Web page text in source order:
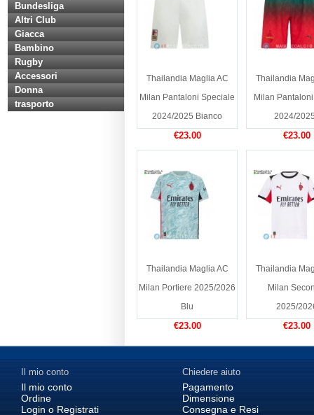
Bundesliga
Altri Club
Giacca
Bambino
Rugby
Accessori
Donna
trasporto
Thailandia Maglia AC
Milan Pantaloni Speciale
2024/2025 Bianco
€23.00
Thailandia
Milan
2024/
€23.00
Thailandia Maglia AC
Milan Portiere 2025/2026
Blu
€23.00
Thailandia
Milan
2025/
€23.00
Il mio conto
Il mio conto
Ordine
Login o Registrati
Chiedere aiuto
Pagamento
Dimensione
Consegna e Resi